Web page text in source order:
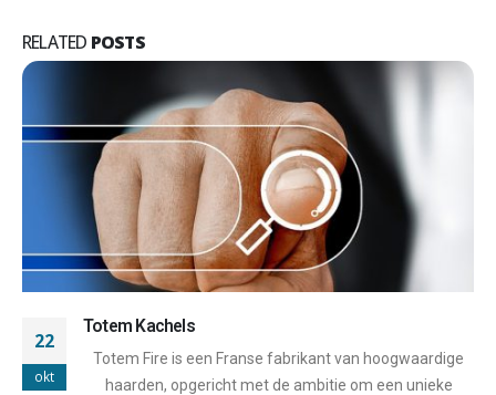
RELATED POSTS
22
okt
Totem Kachels
Totem Fire is een Franse fabrikant van hoogwaardige
haarden, opgericht met de ambitie om een unieke